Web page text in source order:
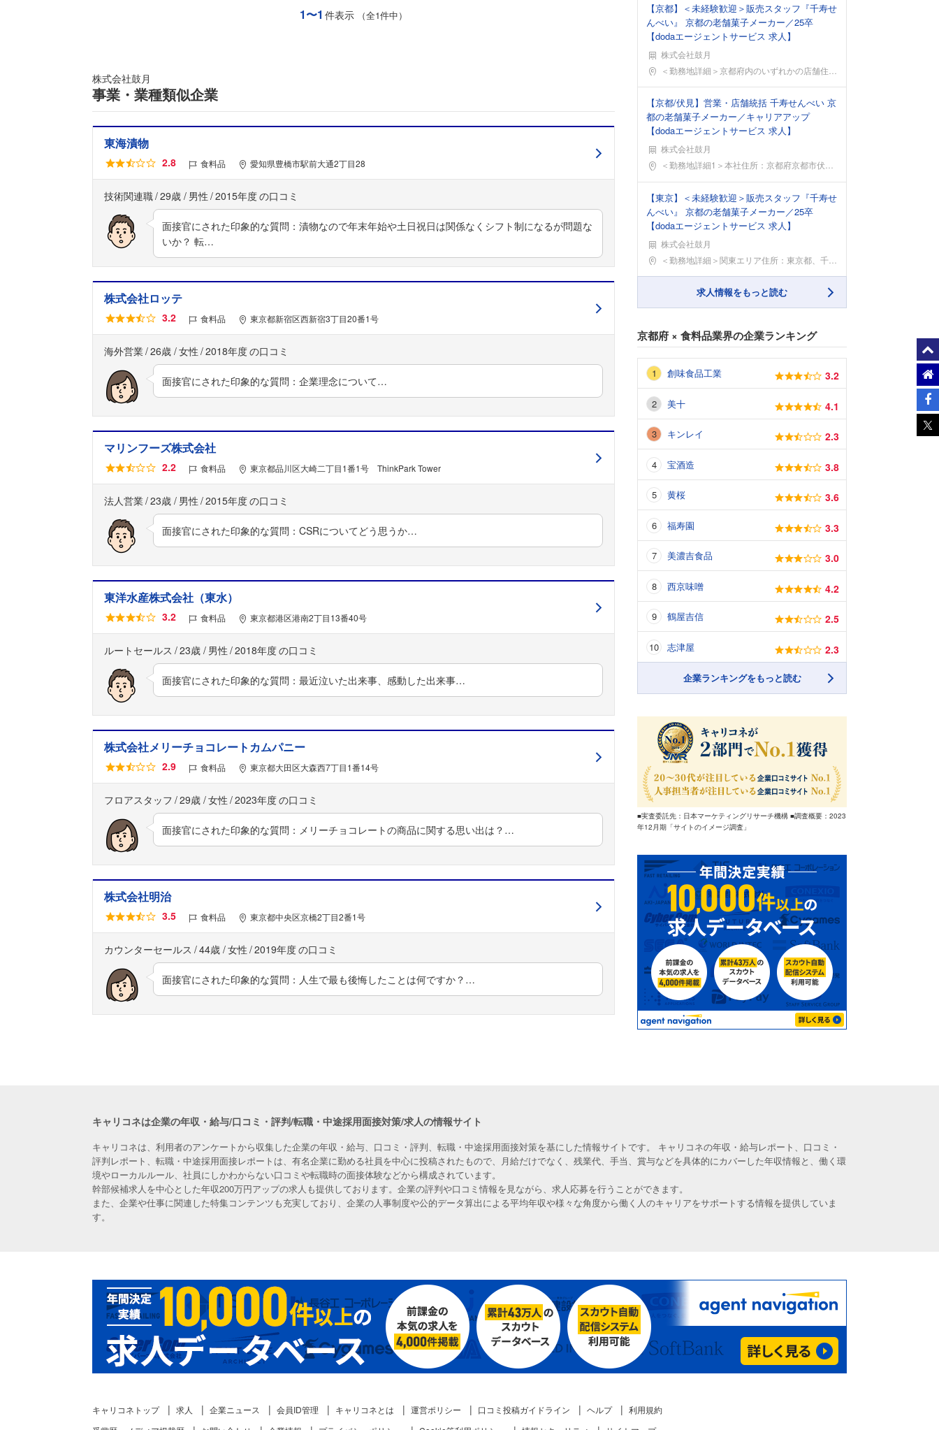
フォローしました
こちらの企業もフォローしませんか？
1〜1 件表示 （全1件中）
株式会社鼓月
事業・業種類似企業
東海漬物
2.8 食料品 愛知県豊橋市駅前大通2丁目28
技術関連職 29歳 男性 2015年度
面接官にされた印象的な質問：漬物なので年末年始や土日祝日は関係なくシフト制になるが問題な
いか？ 転…
株式会社ロッテ
3.2 食料品 東京都新宿区西新宿3丁目20番1号
海外営業 26歳 女性 2018年度
面接官にされた印象的な質問：企業理念について…
マリンフーズ株式会社
2.2 食料品 東京都品川区大崎二丁目1番1号 ThinkPark Tower
法人営業 23歳 男性 2015年度
面接官にされた印象的な質問：CSRについてどう思うか…
東洋水産株式会社（東水）
3.2 食料品 東京都港区港南2丁目13番40号
ルートセールス 23歳 男性 2018年度
面接官にされた印象的な質問：最近泣いた出来事、感動した出来事…
株式会社メリーチョコレートカムパニー
2.9 食料品 東京都大田区大森西7丁目1番14号
フロアスタッフ 29歳 女性 2023年度
面接官にされた印象的な質問：メリーチョコレートの商品に関する思い出は？…
株式会社明治
3.5 食料品 東京都中央区京橋2丁目2番1号
カウンターセールス 44歳 女性 2019年度
面接官にされた印象的な質問：人生で最も後悔したことは何ですか？…
【京都】＜未経験歓迎＞販売スタッフ『千寿せ
んべい』 京都の老舗菓子メーカー／25卒
【dodaエージェントサービス 求人】
株式会社鼓月
勤務地＜勤務地詳細＞京都府内のいずれかの店舗住所：京都府
【京都/伏見】営業・店舗統括 千寿せんべい 京
都の老舗菓子メーカー／キャリアアップ
【dodaエージェントサービス 求人】
株式会社鼓月
勤務地＜勤務地詳細1＞本社住所：京都府京都市伏見区横大路
【東京】＜未経験歓迎＞販売スタッフ『千寿せ
んべい』 京都の老舗菓子メーカー／25卒
【dodaエージェントサービス 求人】
株式会社鼓月
勤務地＜勤務地詳細＞関東エリア住所：東京都、千葉県、神奈
求人情報をもっと読む
京都府 × 食料品業界の企業ランキング
創味食品工業 3.2
美十 4.1
キンレイ 2.3
宝酒造 3.8
黄桜 3.6
福寿園 3.3
美濃吉食品 3.0
西京味噌 4.2
鶴屋吉信 2.5
志津屋 2.3
企業ランキングをもっと読む
■実査委託先：日本マーケティングリサーチ機構 ■調査概要：2023
年12月期「サイトのイメージ調査」
キャリコネは企業の年収・給与/口コミ・評判/転職・中途採用面接対策/求人の情報サイト
キャリコネは、利用者のアンケートから収集した企業の年収・給与、口コミ・評判、転職・中途採用面接対策を基にした情報サイトです。 キャリコネの年収・給与レポート、口コミ・
評判レポート、転職・中途採用面接レポートは、有名企業に勤める社員を中心に投稿されたもので、月給だけでなく、残業代、手当、賞与などを具体的にカバーした年収情報と、働く環
境やローカルルール、社員にしかわからない口コミや転職時の面接体験などから構成されています。
幹部候補求人を中心とした年収200万円アップの求人も提供しております。企業の評判や口コミ情報を見ながら、求人応募を行うことができます。
また、企業や仕事に関連した特集コンテンツも充実しており、企業の人事制度や公的データ算出による平均年収や様々な角度から働く人のキャリアをサポートする情報を提供していま
す。
キャリコネトップ 求人 企業ニュース 会員ID管理 キャリコネとは 運営ポリシー 口コミ投稿ガイドライン ヘルプ
利用規約